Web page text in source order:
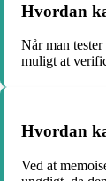
Hvordan
Når man
muligt at
Hvordan
Ved at